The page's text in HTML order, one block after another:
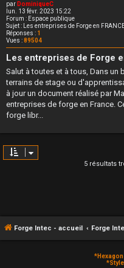
par DominiqueC
lun. 13 févr. 2023 15:22
Forum : Espace publique
Sujet :
Les entreprises de Forge en
Réponses : 1
Vues :89504
Les entreprises de Forge
Salut à toutes et à tous, Dans
terrains de stage ou
à jour un document réalisé par
entreprises de forge en France.
forge libr...
5 résultats
Forge Intec - accueil Forge
*
*